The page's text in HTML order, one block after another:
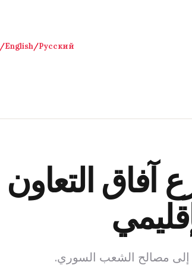
Русский
/
English
/
التعاون
إلى مصالح الشعب السوري.